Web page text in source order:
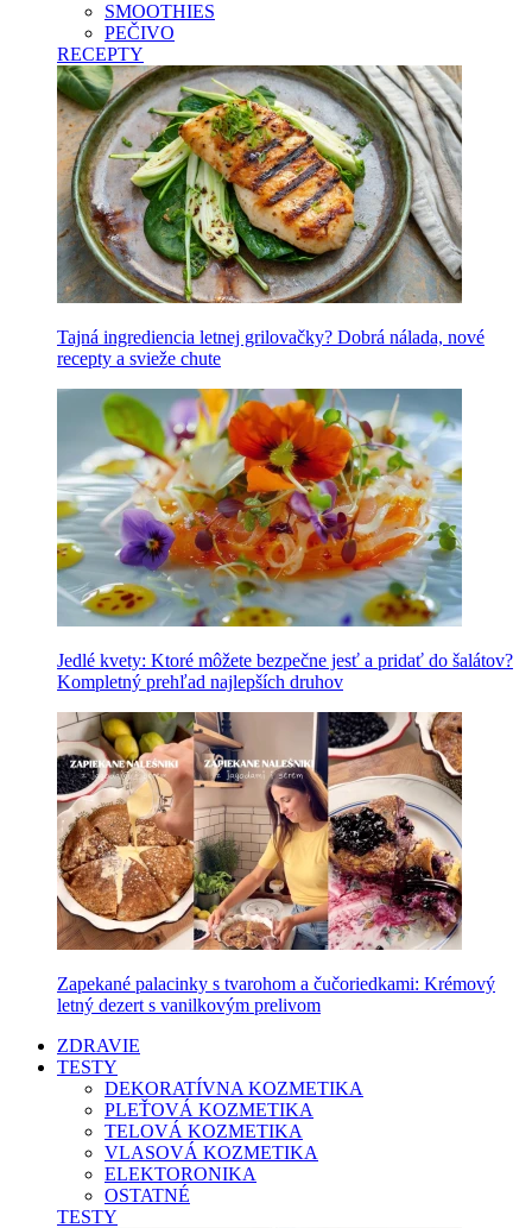
SMOOTHIES
PEČIVO
RECEPTY
Tajná ingrediencia letnej grilovačky? Dobrá nálada, nové
recepty a svieže chute
Jedlé kvety: Ktoré môžete bezpečne jesť a pridať do šalátov?
Kompletný prehľad najlepších druhov
Zapekané palacinky s tvarohom a čučoriedkami: Krémový
letný dezert s vanilkovým prelivom
ZDRAVIE
TESTY
DEKORATÍVNA KOZMETIKA
PLEŤOVÁ KOZMETIKA
TELOVÁ KOZMETIKA
VLASOVÁ KOZMETIKA
ELEKTORONIKA
OSTATNÉ
TESTY